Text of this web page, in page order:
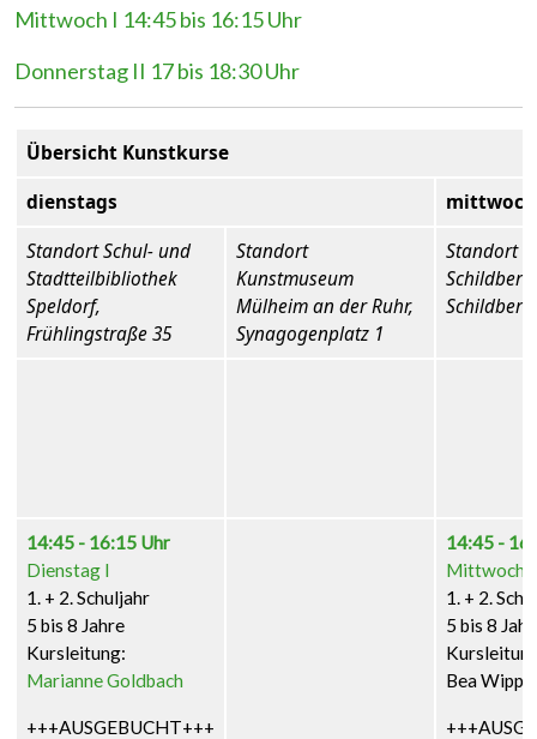
Mittwoch I 14:45 bis 16:15 Uhr
Donnerstag II 17 bis 18:30 Uhr
Übersicht Kunstkurse
dienstags
Standort Schul- und
Stadtteilbibliothek
Speldorf,
Frühlingstraße 35
Standort
Kunstmuseum
Mülheim an der Ruhr,
Synagogenplatz 1
Standort
Schildberg
14:45 - 16:15 Uhr
Dienstag I
1. + 2. Schuljahr
5 bis 8 Jahre
Kursleitung:
Marianne Goldbach
+++AUSGEBUCHT+++
14:45 -
Mittwoch
1. + 2.
5 bis 8
Bea